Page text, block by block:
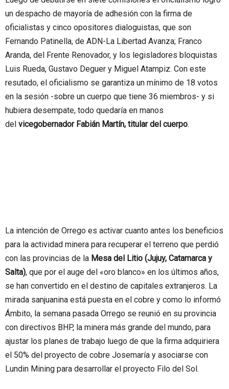
un despacho de mayoría de adhesión con la firma de
oficialistas y cinco opositores dialoguistas, que son
Fernando Patinella, de ADN-La Libertad Avanza; Franco
Aranda, del Frente Renovador, y los legisladores bloquistas
Luis Rueda, Gustavo Deguer y Miguel Atampiz. Con este
resutado, el oficialismo se garantiza un mínimo de 18 votos
en la sesión -sobre un cuerpo que tiene 36 miembros- y si
hubiera desempate, todo quedaría en manos
del vicegobernador Fabián Martín, titular del cuerpo.
La intención de Orrego es activar cuanto antes los beneficios
para la actividad minera para recuperar el terreno que perdió
con las provincias de la Mesa del Litio (Jujuy, Catamarca y
Salta), que por el auge del «oro blanco» en los últimos años,
se han convertido en el destino de capitales extranjeros. La
mirada sanjuanina está puesta en el cobre y como lo informó
Ámbito, la semana pasada Orrego se reunió en su provincia
con directivos BHP, la minera más grande del mundo, para
ajustar los planes de trabajo luego de que la firma adquiriera
el 50% del proyecto de cobre Josemaría y asociarse con
Lundin Mining para desarrollar el proyecto Filo del Sol.